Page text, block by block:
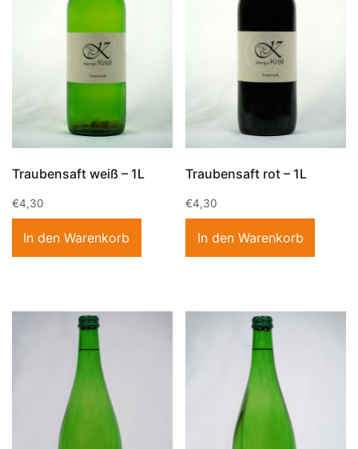
Traubensaft weiß – 1L
€4,30
In den Warenkorb
Traubensaft rot – 1L
€4,30
In den Warenkorb